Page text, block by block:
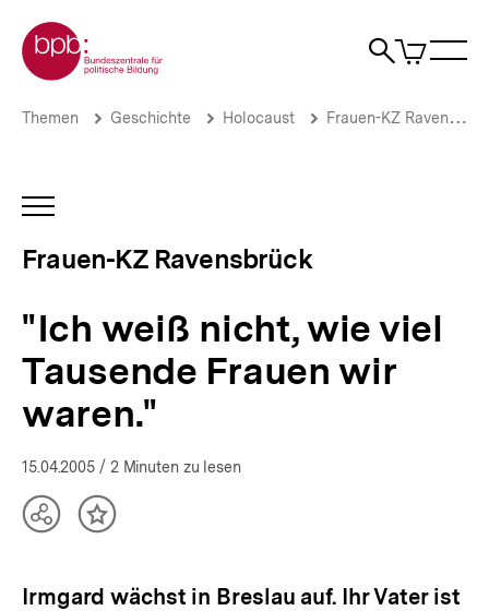
zum
Seiteninhalt
springen
Zur Startseite der bpb
Suche
Artikel
im
"Ich
viel
Tausende
wir
Ravensbrück
Überlebende
Brotkrümelnavigation
Pfadnavigation
Themen Geschichte Holocaust Frauen-KZ Ravensbrück
INHALTSNAVIGATION
Frauen-KZ Ravensbrück
"Ich weiß nicht, wie viel
Tausende Frauen wir
waren."
15.04.2005 / 2 Minuten zu lesen
TeilenInhalt
Irmgard wächst in Breslau auf. Ihr Vater ist